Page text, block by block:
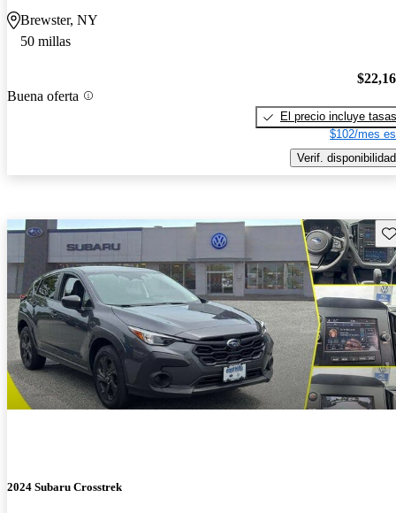
Brewster, NY
50 millas
Buena oferta
El precio incluye tasas
$102/mes
Verif. disponibilidad
2024 Subaru Crosstrek